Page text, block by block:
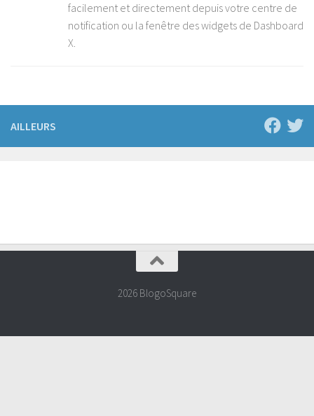
facilement et directement depuis votre centre de
notification ou la fenêtre des widgets de Dashboard
X.
AILLEURS
2026 BlogoSquare